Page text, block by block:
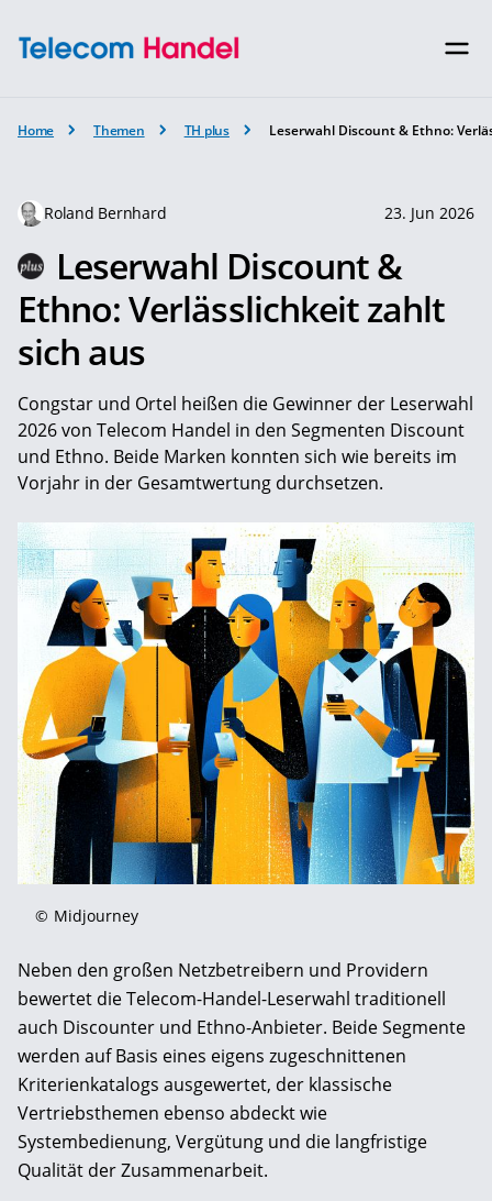
Home Themen TH plus Leserwahl Discount & Ethno:
Roland Bernhard 23. Jun 2026
Leserwahl Discount &
Ethno: Verlässlichkeit zahlt
sich aus
Congstar und Ortel heißen die Gewinner der Leserwahl
2026 von Telecom Handel in den Segmenten Discount
und Ethno. Beide Marken konnten sich wie bereits im
Vorjahr in der Gesamtwertung durchsetzen.
© Midjourney
Neben den großen Netzbetreibern und Providern
bewertet die Telecom-Handel-Leserwahl traditionell
auch Discounter und Ethno-Anbieter. Beide Segmente
werden auf Basis eines eigens zugeschnittenen
Kriterienkatalogs ausgewertet, der klassische
Vertriebsthemen ebenso abdeckt wie
Systembedienung, Vergütung und die langfristige
Qualität der Zusammenarbeit.